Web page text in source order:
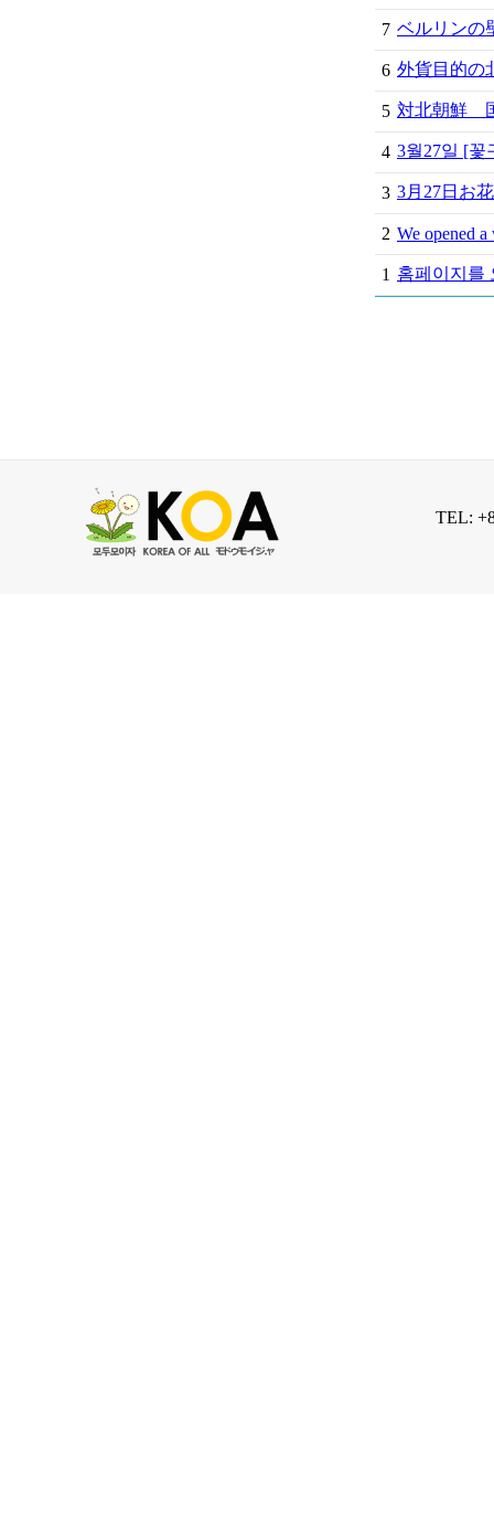
7 ベルリンの
6 外貨目的
5 対北朝鮮
4 3월27일 [꽃
3 3月27日お
2 We opened
1 홈페이지를
TEL: